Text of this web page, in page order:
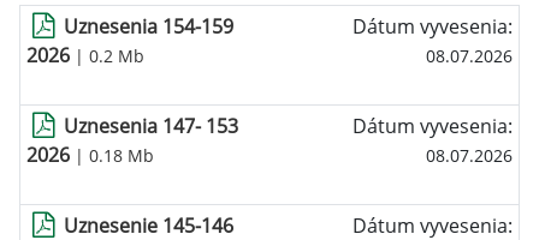
Uznesenia 154-159
2026 | 0.2 Mb
Dátum vyvesenia:
08.07.2026
Uznesenia 147- 153
2026 | 0.18 Mb
Dátum vyvesenia:
08.07.2026
Uznesenie 145-146
Dátum vyvesenia: